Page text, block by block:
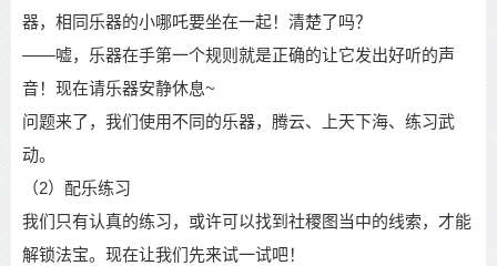
器，相同乐器的小哪吒要坐在一起！清楚了吗？
——嘘，乐器在手第一个规则就是正确的让它发出好听的声
音！现在请乐器安静休息~
问题来了，我们使用不同的乐器，腾云、上天下海、练习武
动。
（2）配乐练习
我们只有认真的练习，或许可以找到社稷图当中的线索，才能
解锁法宝。现在让我们先来试一试吧！